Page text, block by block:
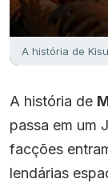
A história de
A história de
passa em um
facções
lendárias